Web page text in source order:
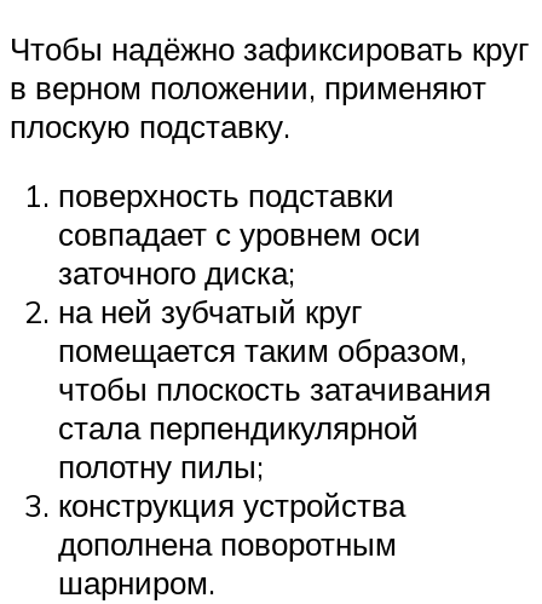
Чтобы надёжно зафиксировать круг
в верном положении, применяют
плоскую подставку.
поверхность подставки
совпадает с уровнем оси
заточного диска;
на ней зубчатый круг
помещается таким образом,
чтобы плоскость затачивания
стала перпендикулярной
полотну пилы;
конструкция устройства
дополнена поворотным
шарниром.